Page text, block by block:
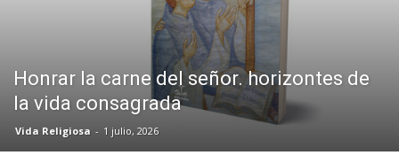
Honrar la carne del señor. horizontes de
la vida consagrada
Vida Religiosa - 1 julio, 2026